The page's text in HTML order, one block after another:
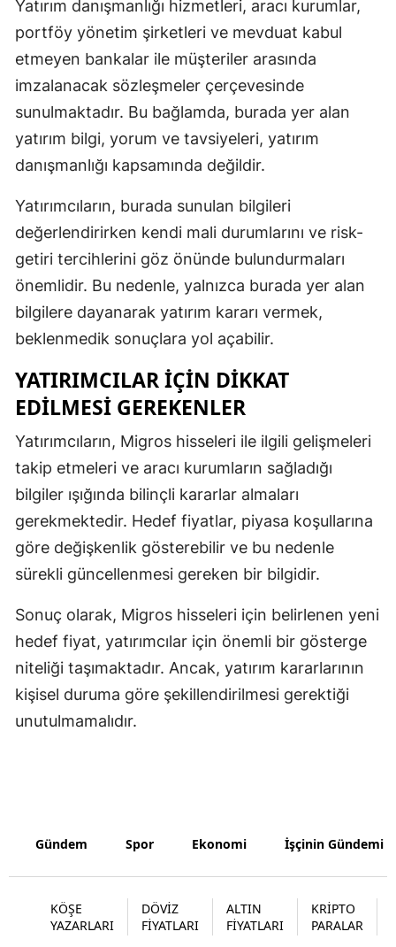
Kırşehir
Konya
Mardin
Niğde
Ordu
Sakarya
Siirt
Sinop
Sivas
Uşak
Yatırım danışmanlığı hizmetleri, aracı kurumlar,
portföy yönetim şirketleri ve mevduat kabul
etmeyen bankalar ile müşteriler arasında
imzalanacak sözleşmeler çerçevesinde
sunulmaktadır. Bu bağlamda, burada yer alan
yatırım bilgi, yorum ve tavsiyeleri, yatırım
danışmanlığı kapsamında değildir.
Yatırımcıların, burada sunulan bilgileri
değerlendirirken kendi mali durumlarını ve risk-
getiri tercihlerini göz önünde bulundurmaları
önemlidir. Bu nedenle, yalnızca burada yer alan
bilgilere dayanarak yatırım kararı vermek,
beklenmedik sonuçlara yol açabilir.
YATIRIMCILAR İÇIN DIKKAT
EDILMESI GEREKENLER
Yatırımcıların, Migros hisseleri ile ilgili gelişmeleri
takip etmeleri ve aracı kurumların sağladığı
bilgiler ışığında bilinçli kararlar almaları
gerekmektedir. Hedef fiyatlar, piyasa koşullarına
göre değişkenlik gösterebilir ve bu nedenle
sürekli güncellenmesi gereken bir bilgidir.
Sonuç olarak, Migros hisseleri için belirlenen yeni
hedef fiyat, yatırımcılar için önemli bir gösterge
niteliği taşımaktadır. Ancak, yatırım kararlarının
kişisel duruma göre şekillendirilmesi gerektiği
unutulmamalıdır.
Gündem Spor Ekonomi İşçinin Gündemi
KÖŞE
YAZARLARI
DÖVİZ
FİYATLARI
ALTIN
FİYATLARI
KRİPTO
PARALAR